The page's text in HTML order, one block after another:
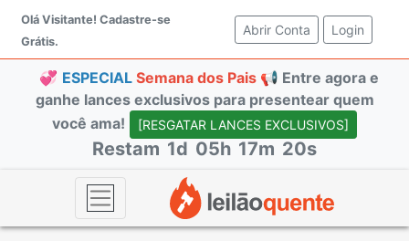
Olá Visitante! Cadastre-se
Grátis.
Abrir Conta (current)
Login
💞 ESPECIAL Semana dos Pais 📢 Entre agora e
ganhe lances exclusivos para presentear quem
você ama!
[RESGATAR LANCES EXCLUSIVOS]
Restam 1d 05h 17m 20s